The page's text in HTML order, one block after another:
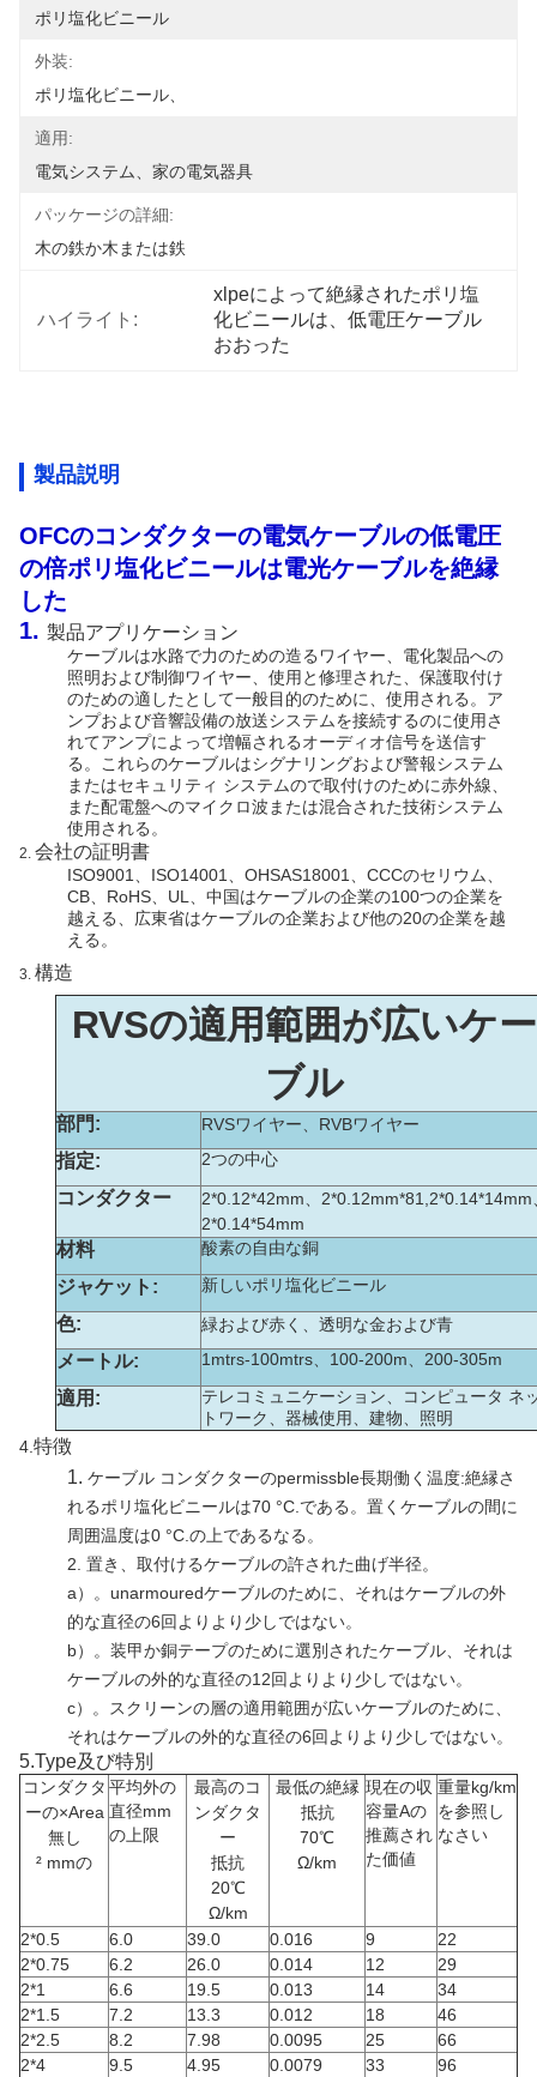
ポリ塩化ビニール
外装:
ポリ塩化ビニール、
適用:
電気システム、家の電気器具
パッケージの詳細:
木の鉄か木または鉄
ハイライト:
xlpeによって絶縁されたポリ塩
化ビニールは、低電圧ケーブル
おおった
製品説明
OFCのコンダクターの電気ケーブルの低電圧
の倍ポリ塩化ビニールは電光ケーブルを絶縁
した
1. 製品アプリケーション
ケーブルは水路で力のための造るワイヤー、電化製品への
照明および制御ワイヤー、使用と修理された、保護取付け
のための適したとして一般目的のために、使用される。 ア
ンプおよび音響設備の放送システムを接続するのに使用さ
れてアンプによって増幅されるオーディオ信号を送信す
る。
これらのケーブルはシグナリングおよび警報システム
またはセキュリティ システムので取付けのために赤外線、
また配電盤へのマイクロ波または混合された技術システム
使用される。
2. 会社の証明書
ISO9001、ISO14001、OHSAS18001、CCCのセリウム、
CB、RoHS、UL、中国はケーブルの企業の100つの企業を
越える、広東省はケーブルの企業および他の20の企業を越
える。
3. 構造
RVSの適用範囲が広いケー
ブル
部門: RVSワイヤー、RVBワイヤー
指定: 2つの中心
コンダクター
2*0.12*42mm、2*0.12mm*81,2*0.14*14mm
2*0.14*54mm
材料 酸素の自由な銅
ジャケット: 新しいポリ塩化ビニール
色: 緑および赤く、透明な金および青
メートル: 1mtrs-100mtrs、100-200m、200-305m
適用:
テレコミュニケーション、コンピュータ ネ
トワーク、器械使用、建物、照明
4. 特徴
1. ケーブル コンダクターのpermissble長期働く温度:絶縁さ
れるポリ塩化ビニールは70 °C.である。置くケーブルの間に
周囲温度は0 °C.の上であるなる。
2. 置き、取付けるケーブルの許された曲げ半径。
a）。unarmouredケーブルのために、それはケーブルの外
的な直径の6回よりより少しではない。
b）。装甲か銅テープのために選別されたケーブル、それは
ケーブルの外的な直径の12回よりより少しではない。
c）。スクリーンの層の適用範囲が広いケーブルのために、
それはケーブルの外的な直径の6回よりより少しではない。
5.Type及び特別
コンダクタ
ーの×Area
無し
² mmの
平均外の
直径mm
の上限
最高のコ
ンダクタ
ー
抵抗
20℃
Ω/km
最低の絶縁
抵抗
70℃
Ω/km
現在の収
容量Aの
推薦され
た価値
重量kg/km
を参照し
なさい
2*0.5 6.0 39.0 0.016 9
22
2*0.75
6.2 26.0 0.014 12
29
2*1
6.6 19.5 0.013 14
34
2*1.5
7.2 13.3 0.012 18
46
2*2.5
8.2 7.98 0.0095 25
66
2*4
9.5 4.95 0.0079 33 96